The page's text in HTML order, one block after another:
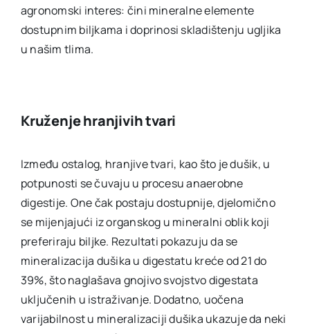
agronomski interes: čini mineralne elemente
dostupnim biljkama i doprinosi skladištenju ugljika
u našim tlima.
Kruženje hranjivih tvari
Između ostalog, hranjive tvari, kao što je dušik, u
potpunosti se čuvaju u procesu anaerobne
digestije. One čak postaju dostupnije, djelomično
se mijenjajući iz organskog u mineralni oblik koji
preferiraju biljke. Rezultati pokazuju da se
mineralizacija dušika u digestatu kreće od 21 do
39%, što naglašava gnojivo svojstvo digestata
uključenih u istraživanje. Dodatno, uočena
varijabilnost u mineralizaciji dušika ukazuje da neki